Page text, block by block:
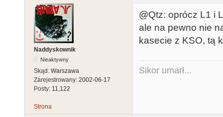
Naddyskownik
Nieaktywny
Skąd: Warszawa
Zarejestrowany: 2002-06-17
Posty: 11,122
@Qtz: oprócz L1 i
ale na pewno nie
kasecie z KSO, tą
Sikor umarł...
Strona